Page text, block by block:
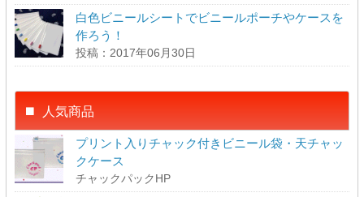
白色ビニールシートでビニールポーチやケースを
作ろう！
投稿：2017年06月30日
人気商品
プリント入りチャック付きビニール袋・天チャッ
クケース
チャックパックHP